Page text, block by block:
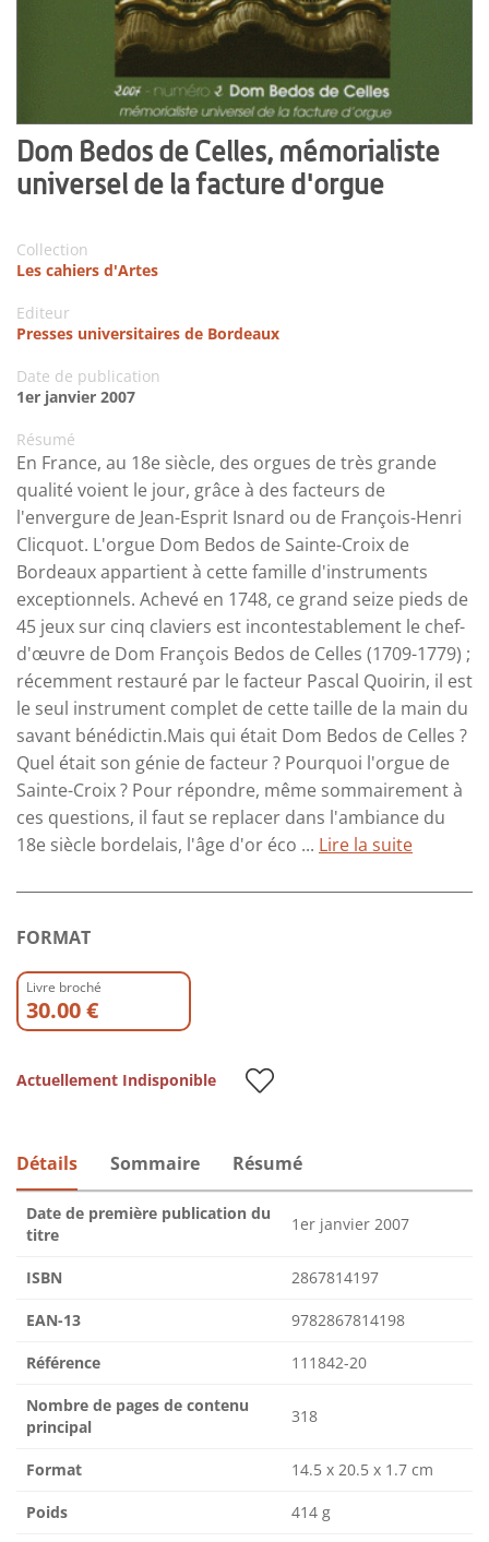
Dom Bedos de Celles, mémorialiste
universel de la facture d'orgue
Collection
Les cahiers d'Artes
Editeur
Presses universitaires de Bordeaux
Date de publication
1er janvier 2007
Résumé
En France, au 18e siècle, des orgues de très grande
qualité voient le jour, grâce à des facteurs de
l'envergure de Jean-Esprit Isnard ou de François-Henri
Clicquot. L'orgue Dom Bedos de Sainte-Croix de
Bordeaux appartient à cette famille d'instruments
exceptionnels. Achevé en 1748, ce grand seize pieds de
45 jeux sur cinq claviers est incontestablement le chef-
d'œuvre de Dom François Bedos de Celles (1709-1779) ;
récemment restauré par le facteur Pascal Quoirin, il est
le seul instrument complet de cette taille de la main du
savant bénédictin.Mais qui était Dom Bedos de Celles ?
Quel était son génie de facteur ? Pourquoi l'orgue de
Sainte-Croix ? Pour répondre, même sommairement à
ces questions, il faut se replacer dans l'ambiance du
18e siècle bordelais, l'âge d'or éco ... Lire la suite
FORMAT
Livre broché
30.00 €
Actuellement Indisponible
Détails Sommaire Résumé
Date de première publication du
titre
1er janvier 2007
ISBN 2867814197
EAN-13 9782867814198
Référence 111842-20
Nombre de pages de contenu
principal
318
Format 14.5 x 20.5 x 1.7 cm
Poids 414 g